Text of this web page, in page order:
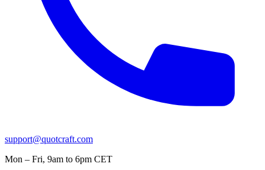
support@quotcraft.com
Mon – Fri, 9am to 6pm CET